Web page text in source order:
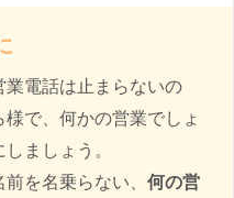
業電話は止まらないの
で、何かの営業でしょ
ましょう。
を名乗らない、 何の営